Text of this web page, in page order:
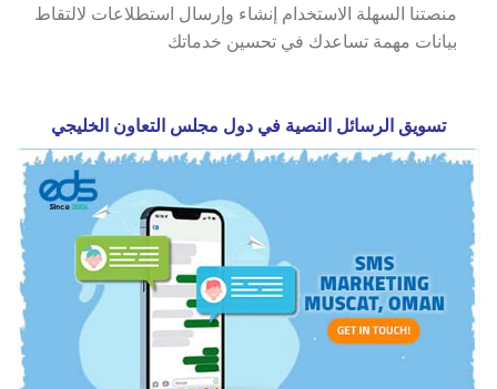
منصتنا السهلة الاستخدام إنشاء وإرسال استطلاعات لالتقاط
بيانات مهمة تساعدك في تحسين خدماتك
تسويق الرسائل النصية في دول مجلس التعاون الخليجي